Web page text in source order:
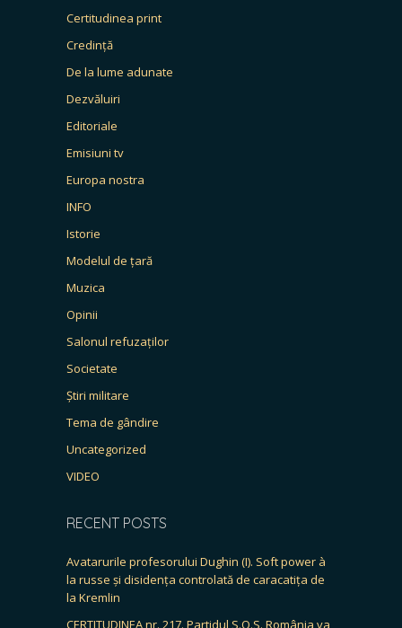
Certitudinea print
Credință
De la lume adunate
Dezvăluiri
Editoriale
Emisiuni tv
Europa nostra
INFO
Istorie
Modelul de țară
Muzica
Opinii
Salonul refuzaților
Societate
Știri militare
Tema de gândire
Uncategorized
VIDEO
RECENT POSTS
Avatarurile profesorului Dughin (I). Soft power à
la russe și disidența controlată de caracatița de
la Kremlin
CERTITUDINEA nr. 217. Partidul S.O.S. România va